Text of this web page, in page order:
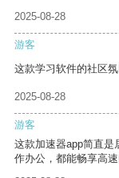
2025-08-28
游客
这款学习软件的社区
2025-08-28
游客
这款加速器app简直是
作办公，都能畅享高